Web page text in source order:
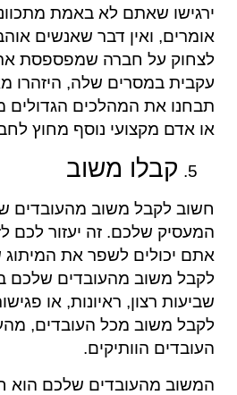
ירגישו שאתם לא באמת
אומרים, ואין דבר שאנשים
לצחוק על חברה שמפספסת
עקבית במסרים שלה, היזהרו
תבחנו את המהלכים הגדולים
או אדם מקצועי נוסף מחוץ
קבלו משוב
חשוב לקבל משוב מהעובדים
המעסיק שלכם. זה יעזור לכם
אתם יכולים לשפר את
לקבל משוב מהעובדים שלכם
שביעות רצון, ראיונות, או
לקבל משוב מכל העובדים,
העובדים הוותיקים.
המשוב מהעובדים שלכם הוא